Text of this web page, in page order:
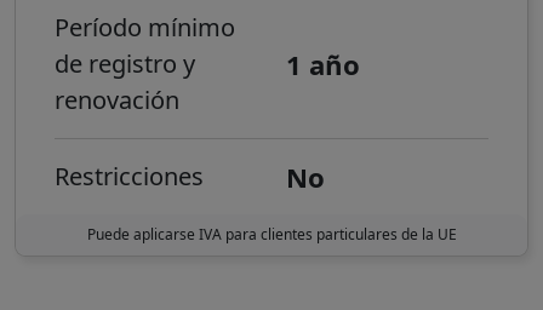
Período mínimo
de registro y
renovación
1 año
Restricciones No
Puede aplicarse IVA para clientes particulares de la UE